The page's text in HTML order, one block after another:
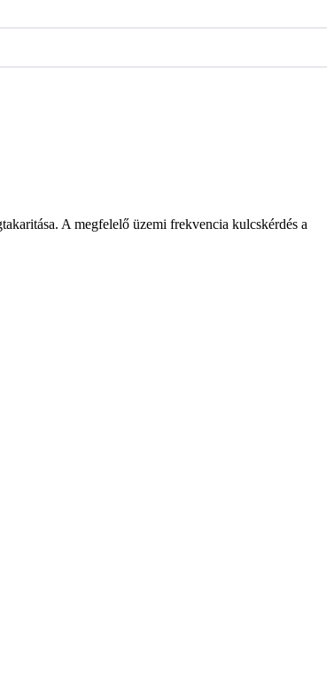
A megfelelő üzemi frekvencia kulcskérdés a